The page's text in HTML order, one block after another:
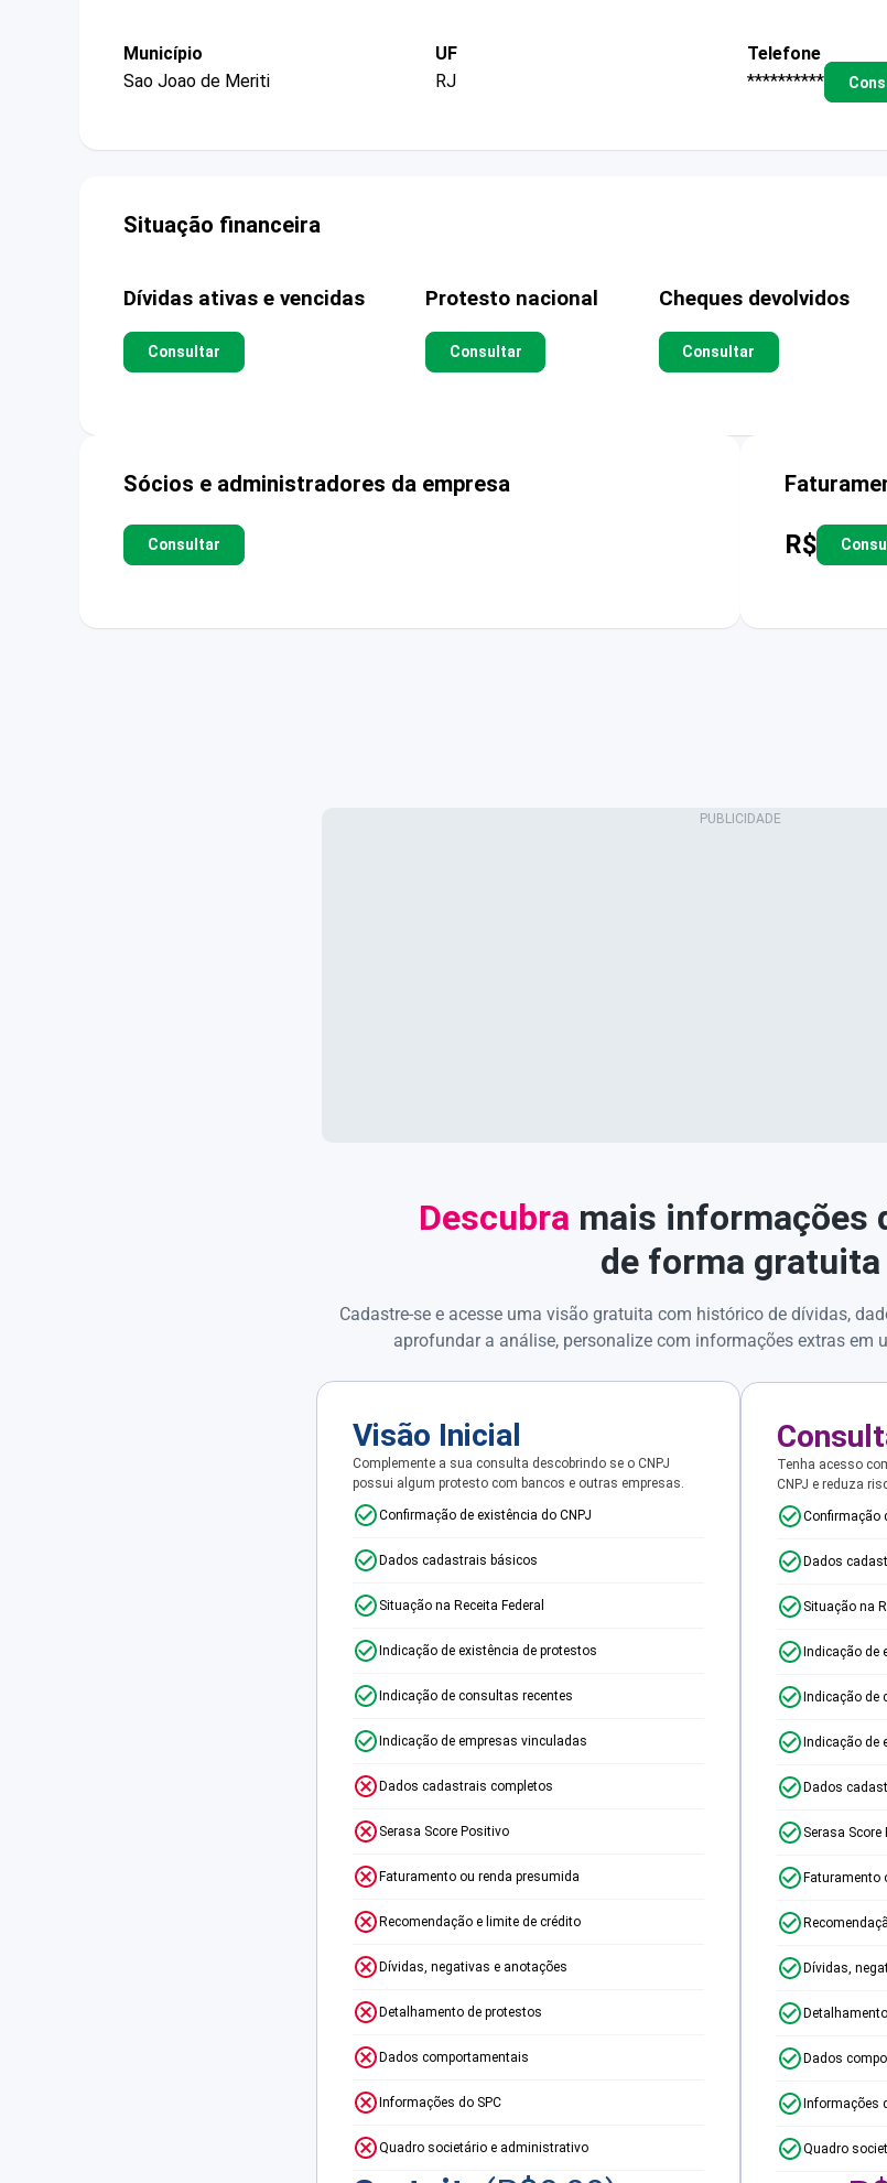
Município
Sao Joao de Meriti
UF
RJ
Telefone
**********
Situação financeira
Dívidas ativas e vencidas
Consultar
Protesto nacional
Consultar
Cheques devolvidos
Consultar
Sócios e administradores da empresa
Consultar R$
Descubra mais informações
de forma gratuita
Cadastre-se e acesse uma visão gratuita com histórico de dívidas,
aprofundar a análise, personalize com informações extras em
Visão Inicial
Complemente a sua consulta descobrindo se o CNPJ
possui algum protesto com bancos e outras empresas.
Confirmação de existência do CNPJ
Dados cadastrais básicos
Situação na Receita Federal
Indicação de existência de protestos
Indicação de consultas recentes
Indicação de empresas vinculadas
Dados cadastrais completos
Serasa Score Positivo
Faturamento ou renda presumida
Recomendação e limite de crédito
Dívidas, negativas e anotações
Detalhamento de protestos
Dados comportamentais
Informações do SPC
Quadro societário e administrativo
Tenha acesso
CNPJ e reduza
Confirmação
Dados
Situação na
Indicação de
Indicação de
Indicação de
Dados
Serasa Score
Faturamento
Dívidas,
Dados
Informações
Quadro